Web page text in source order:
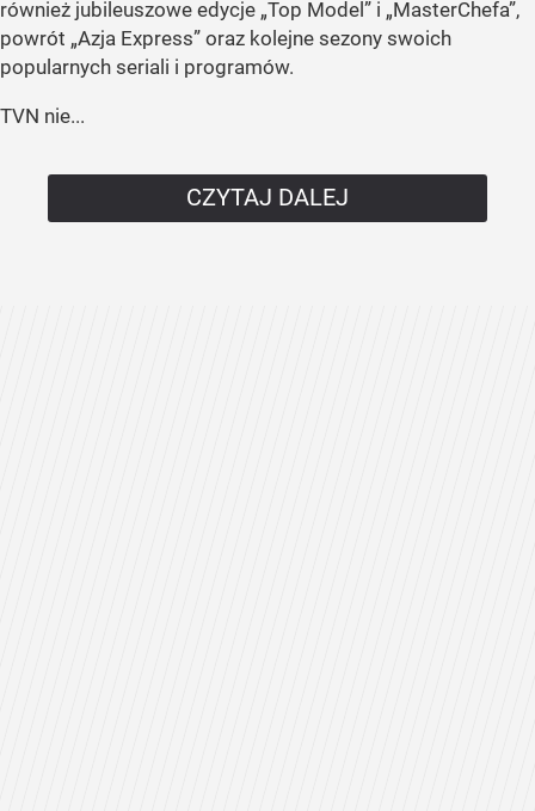
również jubileuszowe edycje „Top Model” i „MasterChefa”,
powrót „Azja Express” oraz kolejne sezony swoich
popularnych seriali i programów.
TVN nie...
CZYTAJ DALEJ